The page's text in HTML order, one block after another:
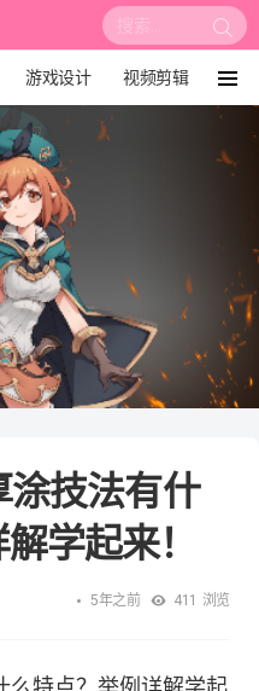
搜
索:
游戏设计 视频剪辑
动画设计
训
单
技法有什
学起来！
5年之前 411 浏览